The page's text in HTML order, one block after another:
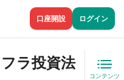
口座開設 ログイン
ラ投資法
コンテンツ